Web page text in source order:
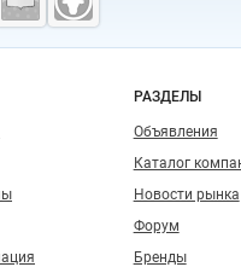
РАЗДЕЛЫ
Объявления
Каталог
Новости рынка
Форум
Бренды